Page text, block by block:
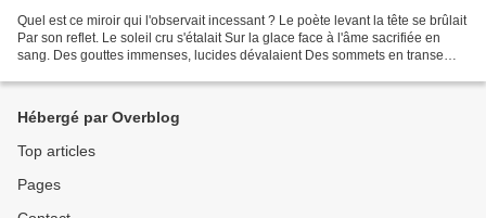
Quel est ce miroir qui l'observait incessant ? Le poète levant la tête se brûlait
Par son reflet. Le soleil cru s'étalait Sur la glace face à l'âme sacrifiée en
sang. Des gouttes immenses, lucides dévalaient Des sommets en transe
Hébergé par Overblog
Top articles
Pages